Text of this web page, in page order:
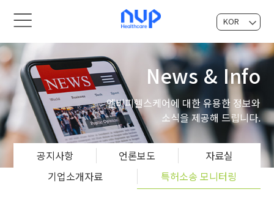
KOR
News & Info
엔비피헬스케어에 대한 유용한 정보와
소식을 제공해 드립니다.
공지사항 언론보도
자료실
기업소개자료
특허소송 모니터링